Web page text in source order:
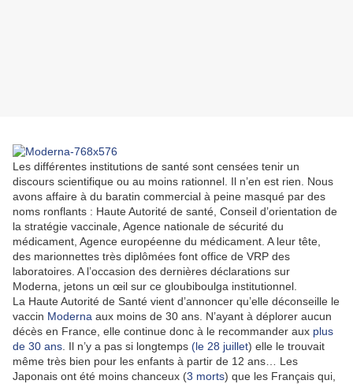
Les différentes institutions de santé sont censées tenir un
discours scientifique ou au moins rationnel. Il n’en est rien. Nous
avons affaire à du baratin commercial à peine masqué par des
noms ronflants : Haute Autorité de santé, Conseil d’orientation de
la stratégie vaccinale, Agence nationale de sécurité du
médicament, Agence européenne du médicament. A leur tête,
des marionnettes très diplômées font office de VRP des
laboratoires. A l’occasion des dernières déclarations sur
Moderna, jetons un œil sur ce gloubiboulga institutionnel.
La Haute Autorité de Santé vient d’annoncer qu’elle déconseille le
vaccin Moderna aux moins de 30 ans. N’ayant à déplorer aucun
décès en France, elle continue donc à le recommander aux plus
de 30 ans . Il n’y a pas si longtemps (le 28 juillet) elle le trouvait
même très bien pour les enfants à partir de 12 ans… Les
Japonais ont été moins chanceux (3 morts) que les Français qui,